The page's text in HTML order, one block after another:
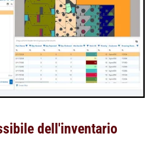
dell'inventario